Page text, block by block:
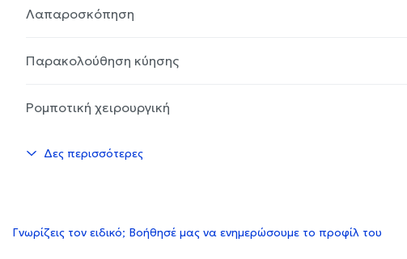
Λαπαροσκόπηση
Παρακολούθηση κύησης
Ρομποτική χειρουργική
Δες περισσότερες
Γνωρίζεις τον ειδικό; Βοήθησέ μας να ενημερώσουμε το προφίλ του